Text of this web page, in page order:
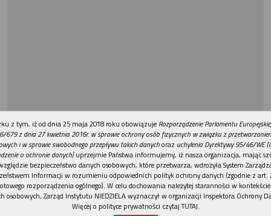
REKLAMA
z tym, iż od dnia 25 maja 2018 roku obowiązuje Rozporządzenie Parlamentu
679 z dnia 27 kwietnia 2016r. w sprawie ochrony osób fizycznych w związku z
i w sprawie swobodnego przepływu takich danychoraz uchylenia Dyrektywy 95/46/WE
o ochronie danych)uprzejmie Państwa informujemy, iż nasza organizacja, mając
bezpieczeństwo danych osobowych, które przetwarza, wdrożyła System
Informacji w rozumieniu odpowiednich polityk ochrony danych (zgodnie z art.
rozporządzenia ogólnego). W celu dochowania należytej staranności w
osobowych, Zarząd Instytutu NIEDZIELA wyznaczył w organizacji Inspektora Ochrony
Więcej o polityce prywatności czytaj TUTAJ.